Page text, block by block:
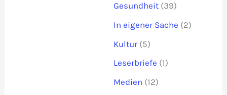
Gesundheit (39)
In eigener Sache (2)
Kultur (5)
Leserbriefe (1)
Medien (12)